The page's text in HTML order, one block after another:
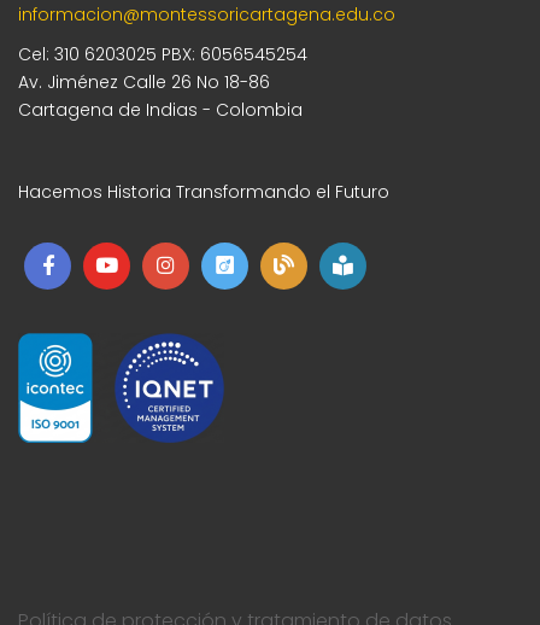
informacion@montessoricartagena.edu.co
Cel: 310 6203025 PBX: 6056545254
Av. Jiménez Calle 26 No 18-86
Cartagena de Indias - Colombia
Hacemos Historia Transformando el Futuro